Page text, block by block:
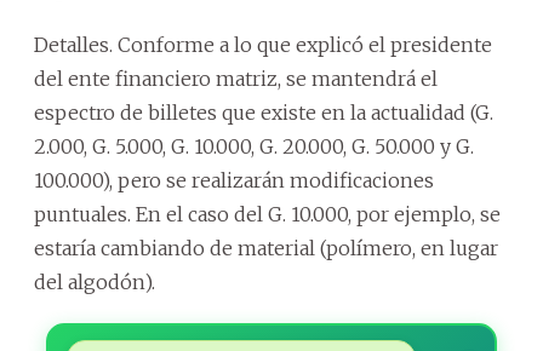
Detalles. Conforme a lo que explicó el presidente
del ente financiero matriz, se mantendrá el
espectro de billetes que existe en la actualidad (G.
2.000, G. 5.000, G. 10.000, G. 20.000, G. 50.000 y G.
100.000), pero se realizarán modificaciones
puntuales. En el caso del G. 10.000, por ejemplo, se
estaría cambiando de material (polímero, en lugar
del algodón).